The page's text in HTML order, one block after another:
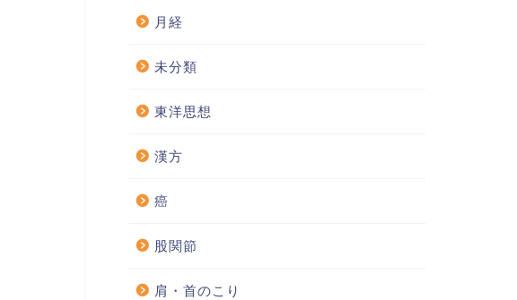
月経
未分類
東洋思想
漢方
癌
股関節
肩・首のこり